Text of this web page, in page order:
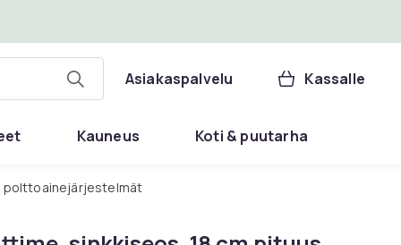
Asiakaspalvelu Kassalle
Kauneus Koti & puutarha
polttoainejärjestelmät